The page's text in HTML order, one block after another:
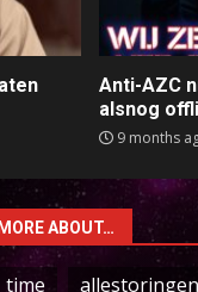
Anti-AZC
alsnog
9 months
ABOUT…
time allestoringen